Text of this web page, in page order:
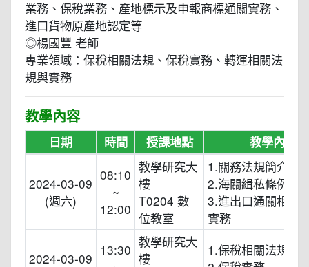
業務、保稅業務、產地標示及申報商標通關實務、
進口貨物原產地認定等
◎楊國豐 老師
專業領域：保稅相關法規、保稅實務、轉運相關法
規與實務
教學內容
日期 時間 授課地點 教學內容
2024-03-09
(週六)
08:10
~
12:00
教學研究大
樓
T0204 數
位教室
1.關務法規簡介
2.海關緝私條例
3.進出口通關相關
實務
2024-03-09
13:30 教學研究大
樓
1.保稅相關法規